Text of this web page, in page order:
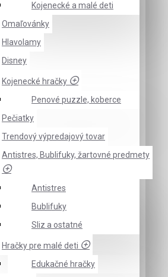
Kojenecké a malé deti
Omaľovánky
Hlavolamy
Disney
Kojenecké hračky
Penové puzzle, koberce
Pečiatky
Trendový výpredajový tovar
Antistres, Bublifuky, žartovné predmety
Antistres
Bublifuky
Sliz a ostatné
Hračky pre malé deti
Edukačné hračky